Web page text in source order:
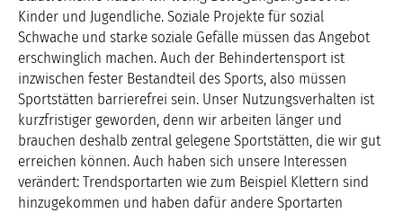
Kinder und Jugendliche. Soziale Projekte für sozial
Schwache und starke soziale Gefälle müssen das Angebot
erschwinglich machen. Auch der Behindertensport ist
inzwischen fester Bestandteil des Sports, also müssen
Sportstätten barrierefrei sein. Unser Nutzungsverhalten ist
kurzfristiger geworden, denn wir arbeiten länger und
brauchen deshalb zentral gelegene Sportstätten, die wir gut
erreichen können. Auch haben sich unsere Interessen
verändert: Trendsportarten wie zum Beispiel Klettern sind
hinzugekommen und haben dafür andere Sportarten